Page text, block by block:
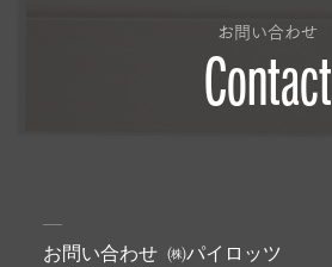
お問い合わせ
Contact
お問い合わせ ㈱パイロッツ